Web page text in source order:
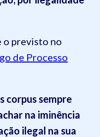
o previsto no
de Processo
corpus sempre
na iminência
ilegal na sua